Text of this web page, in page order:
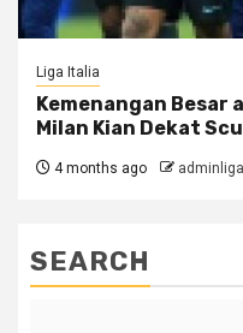
Liga Italia
Kemenangan Besar
Milan Kian Dekat
4 months ago
SEARCH